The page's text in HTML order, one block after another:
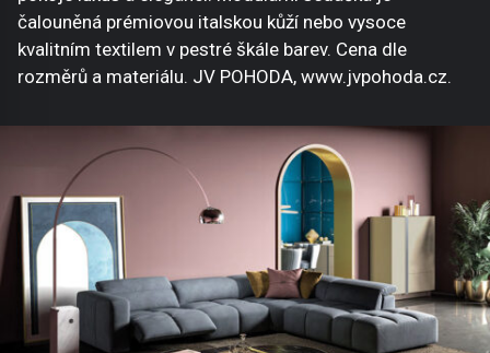
čalouněná prémiovou italskou kůží nebo vysoce
kvalitním textilem v pestré škále barev. Cena dle
rozměrů a materiálu. JV POHODA, www.jvpohoda.cz.